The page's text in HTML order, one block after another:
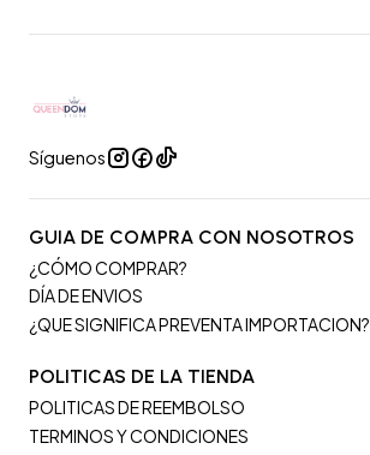
Síguenos
GUIA DE COMPRA CON NOSOTROS
¿CÓMO COMPRAR?
DÍA DE ENVIOS
¿QUE SIGNIFICA PREVENTA IMPORTACION?
POLITICAS DE LA TIENDA
POLITICAS DE REEMBOLSO
TERMINOS Y CONDICIONES